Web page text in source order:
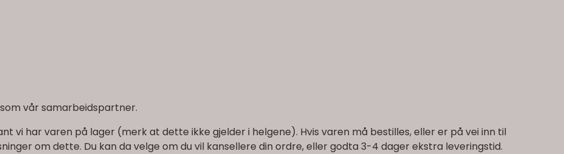
vår samarbeidspartner.
vi har varen på lager (merk at dette ikke gjelder i helgene). Hvis varen må bestilles, eller er på vei inn til
om dette. Du kan da velge om du vil kansellere din ordre, eller godta 3-4 dager ekstra leveringstid.